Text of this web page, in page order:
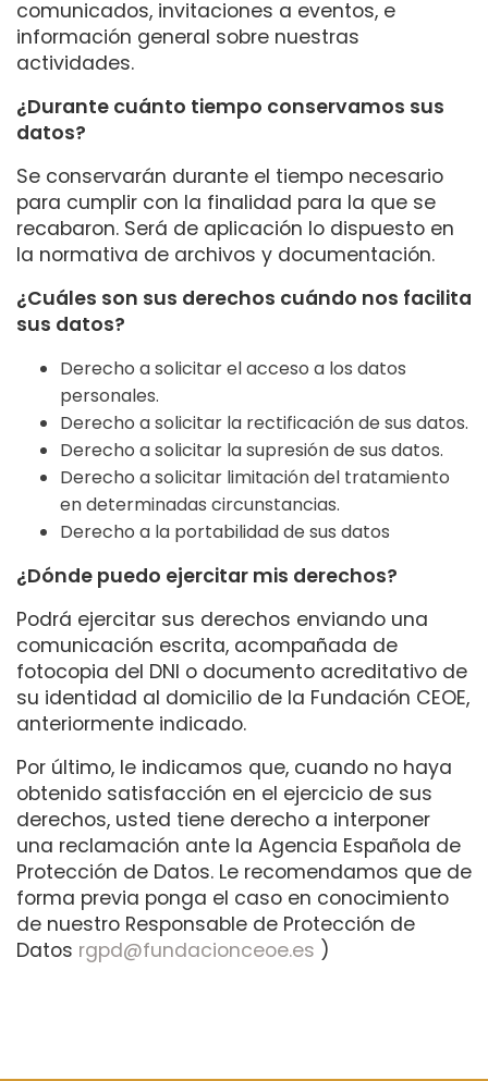
comunicados, invitaciones a eventos, e
información general sobre nuestras
actividades.
¿Durante cuánto tiempo conservamos sus
datos?
Se conservarán durante el tiempo necesario
para cumplir con la finalidad para la que se
recabaron. Será de aplicación lo dispuesto en
la normativa de archivos y documentación.
¿Cuáles son sus derechos cuándo nos facilita
sus datos?
Derecho a solicitar el acceso a los datos
personales.
Derecho a solicitar la rectificación de sus datos.
Derecho a solicitar la supresión de sus datos.
Derecho a solicitar limitación del tratamiento
en determinadas circunstancias.
Derecho a la portabilidad de sus datos
¿Dónde puedo ejercitar mis derechos?
Podrá ejercitar sus derechos enviando una
comunicación escrita, acompañada de
fotocopia del DNI o documento acreditativo de
su identidad al domicilio de la Fundación CEOE,
anteriormente indicado.
Por último, le indicamos que, cuando no haya
obtenido satisfacción en el ejercicio de sus
derechos, usted tiene derecho a interponer
una reclamación ante la Agencia Española de
Protección de Datos. Le recomendamos que de
forma previa ponga el caso en conocimiento
de nuestro Responsable de Protección de
Datos rgpd@fundacionceoe.es )